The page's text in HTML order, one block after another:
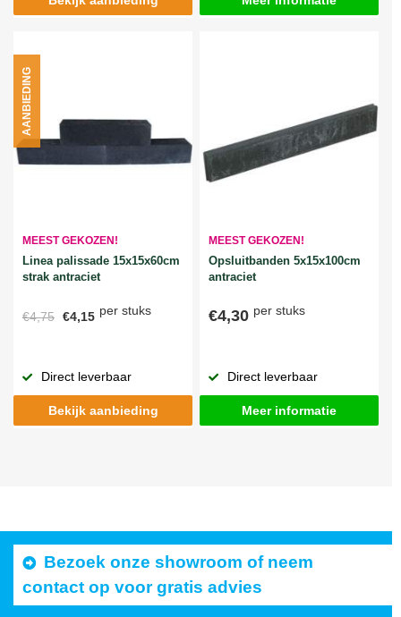
MEEST GEKOZEN!
Linea palissade 15x15x60cm
strak antraciet
€4,75 €4,15 per stuks
AANBIEDING
Direct leverbaar
Bekijk aanbieding
MEEST GEKOZEN!
Opsluitbanden 5x15x100cm
antraciet
€4,30 per stuks
Direct leverbaar
Meer informatie
Bezoek onze showroom of neem
contact op voor gratis advies